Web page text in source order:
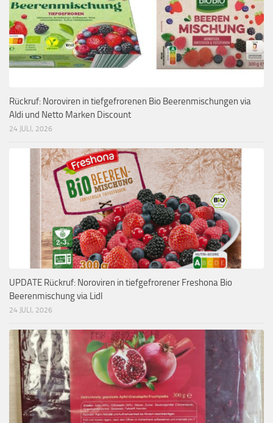
Rückruf: Noroviren in tiefgefrorenen Bio Beerenmischungen via
Aldi und Netto Marken Discount
24 JULI, 2026
UPDATE Rückruf: Noroviren in tiefgefrorener Freshona Bio
Beerenmischung via Lidl
24 JULI, 2026